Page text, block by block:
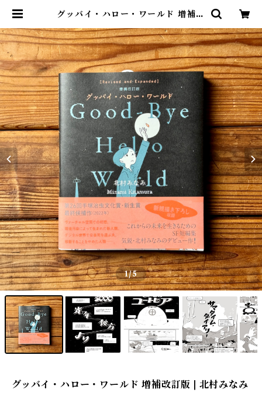
グッバイ・ハロー・ワールド 増補改
村の本屋 トンガ坂文庫
1/5
グッバイ・ハロー・ワールド 増補改訂版 | 北村みなみ